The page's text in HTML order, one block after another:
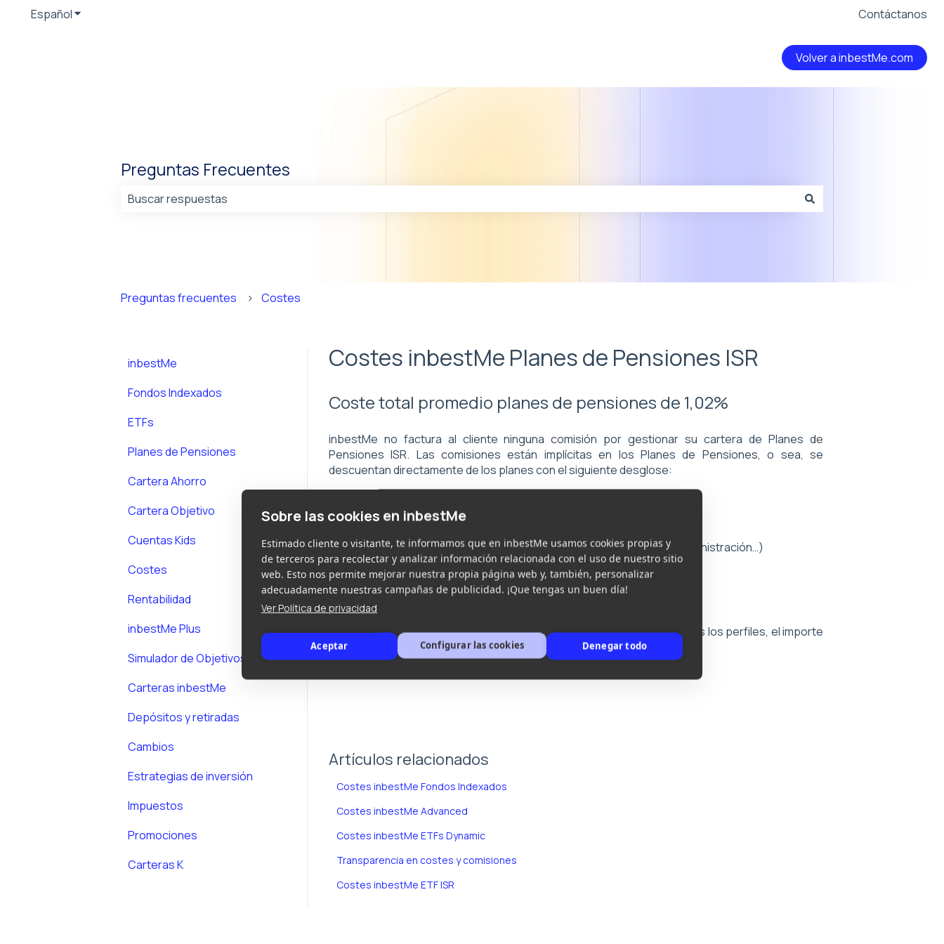
Sobre las cookies en inbestMe
Estimado cliente o visitante, te informamos que en inbestMe usamos cookies propias y
de terceros para recolectar y analizar información relacionada con el uso de nuestro sitio
web. Esto nos permite mejorar nuestra propia página web y, también, personalizar
adecuadamente nuestras campañas de publicidad. ¡Que tengas un buen día!
Ver Política de privacidad
Aceptar Configurar las cookies Denegar todo
EspañolTraducciones de Mostrar submenú de Contáctanos
Volver a inbestMe.com
Preguntas Frecuentes
Preguntas frecuentes Costes
Costes inbestMe Planes de Pensiones ISR
Coste total promedio planes de pensiones de 1,02%
inbestMe no factura al cliente ninguna comisión por gestionar su cartera de Planes de
Pensiones ISR. Las comisiones están implícitas en los Planes de Pensiones, o sea, se
descuentan directamente de los planes con el siguiente desglose:
0,10% coste de depositaría
0,11% coste medio por otros conceptos (corretaje, auditoría, administración…)
0,21% coste medio de los activos**
* Comisión compartida entre GVC Gaesco e inbestMe.
** Coste implícito medio (Importe resultado de hacer una media de todos los perfiles, el importe
real variará en función del perfil del plan).
Artículos relacionados
Costes inbestMe Fondos Indexados
Costes inbestMe Advanced
Costes inbestMe ETFs Dynamic
Transparencia en costes y comisiones
Costes inbestMe ETF ISR
inbestMe
Fondos Indexados
ETFs
Planes de Pensiones
Cartera Ahorro
Cartera Objetivo
Cuentas Kids
Costes
Rentabilidad
inbestMe Plus
Simulador de Objetivos
Carteras inbestMe
Depósitos y retiradas
Cambios
Estrategias de inversión
Impuestos
Promociones
Carteras K